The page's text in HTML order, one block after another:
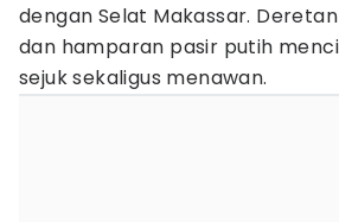
dengan Selat Makassar.
dan hamparan pasir putih
sejuk sekaligus menawan.